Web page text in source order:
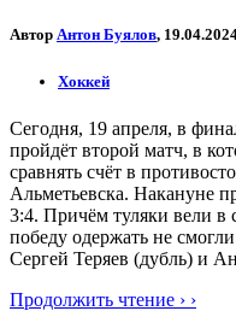
Автор Антон Буялов,
Хоккей
Сегодня, 19 апреля, в
пройдёт второй матч, в
сравнять счёт в
Альметьевска. Накануне
3:4. Причём туляки вели в
победу одержать не
Сергей Теряев (дубль) и
Продолжить чтение › ›